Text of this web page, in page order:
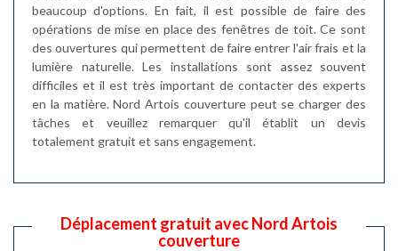
beaucoup d'options. En fait, il est possible de faire des
opérations de mise en place des fenêtres de toit. Ce sont
des ouvertures qui permettent de faire entrer l'air frais et la
lumière naturelle. Les installations sont assez souvent
difficiles et il est très important de contacter des experts
en la matière. Nord Artois couverture peut se charger des
tâches et veuillez remarquer qu'il établit un devis
totalement gratuit et sans engagement.
Déplacement gratuit avec Nord Artois
couverture